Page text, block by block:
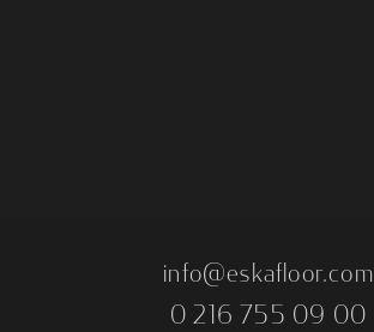
info@eskafloor.com
0 216 755 09 00